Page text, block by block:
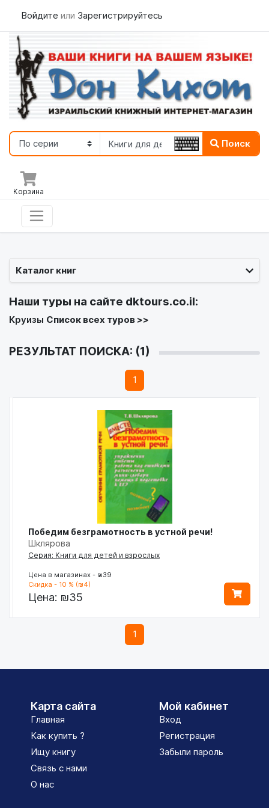
Войдите или Зарегистрируйтесь
Поиск
Корзина
Каталог книг
Наши туры на сайте dktours.co.il:
Круизы Список всех туров >>
РЕЗУЛЬТАТ ПОИСКА: (1)
1
Победим безграмотность в устной речи!
Шклярова
Серия: Книги для детей и взрослых
Цена в магазинах - ₪39
Скидка - 10 % (₪4)
Цена: ₪35
1
Карта сайта
Главная
Как купить ?
Ищу книгу
Связь с нами
О нас
Мой кабинет
Вход
Регистрация
Забыли пароль